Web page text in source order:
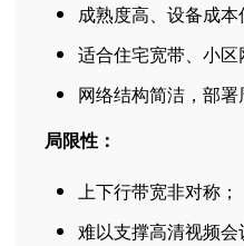
成熟度高、设备成本
适合住宅宽带、小区
网络结构简洁，部署
局限性：
上下行带宽非对称；
难以支撑高清视频